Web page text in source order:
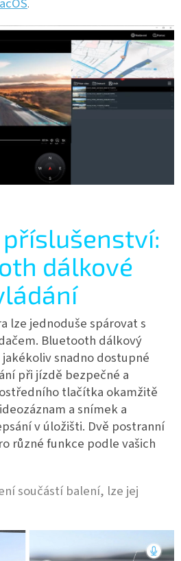
.
dálkové
lze jednoduše spárovat s
Bluetooth dálkový
snadno dostupné
při jízdě bezpečné a
tlačítka okamžitě
a snímek a
v úložišti. Dvě postranní
různé funkce podle vašich
součástí balení, lze jej